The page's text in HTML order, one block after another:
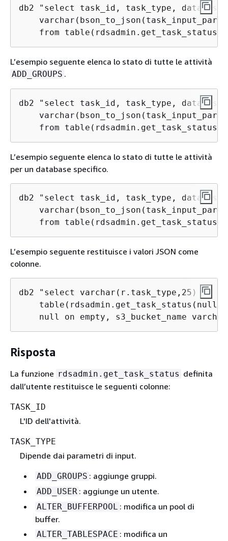
db2 "select task_id, task_type,
from
L’esempio seguente elenca lo stato di tutte le attività
ADD_GROUPS .
db2 "select task_id, task_type,
from
L’esempio seguente elenca lo stato di tutte le attività
per un database specifico.
db2 "select task_id, task_type,
from
L’esempio seguente restituisce i valori JSON come
colonne.
db2 "select varchar(r.task_type,25)
null on empty, s3_bucket_name
Risposta
La funzione rdsadmin.get_task_status definita
dall’utente restituisce le seguenti colonne:
TASK_ID
L'ID dell'attività.
TASK_TYPE
Dipende dai parametri di input.
ADD_GROUPS : aggiunge gruppi.
ADD_USER : aggiunge un utente.
ALTER_BUFFERPOOL : modifica un pool di
buffer.
ALTER_TABLESPACE : modifica un